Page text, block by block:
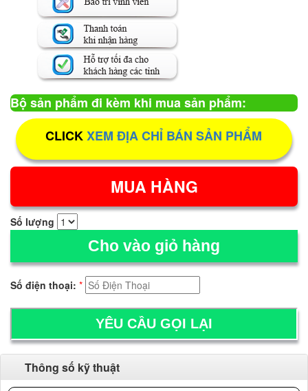
Bộ sản phẩm đi kèm khi mua sản phẩm:
CLICKXEM ĐỊA CHỈ BÁN SẢN PHẨM
Số lượng
Cho vào giỏ hàng
Số điện thoại: *
Thông số kỹ thuật